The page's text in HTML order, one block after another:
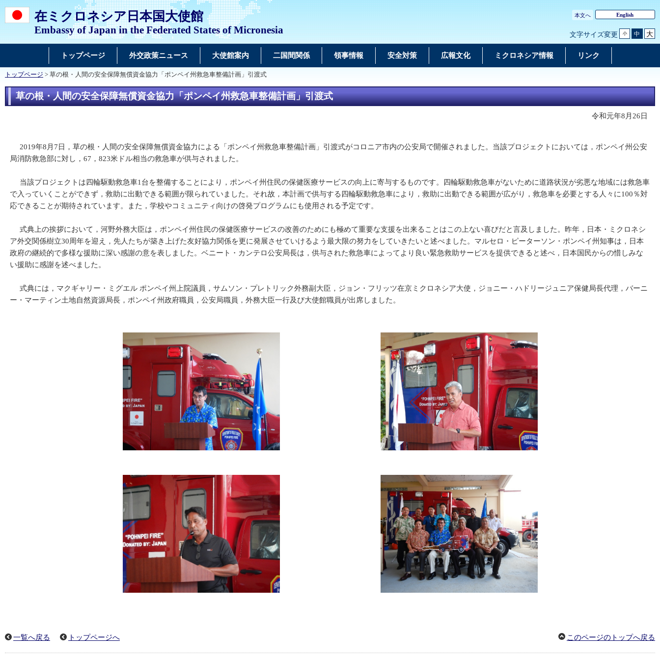
在ミクロネシア日本国大使館
Embassy of Japan in the Federated States of Micronesia
本文へ English
文字サイズ変更 小 中 大
トップページ 外交政策ニュース 大使館案内 二国間関係 領事情報 安全対策 広報文化 ミクロネシア情報 リンク
トップページ > 草の根・人間の安全保障無償資金協力「ポンペイ州救急車整備計画」引渡式
草の根・人間の安全保障無償資金協力「ポンペイ州救急車整備計画」引渡式
令和元年8月26日
2019年8月7日，草の根・人間の安全保障無償資金協力による「ポンペイ州救急車整備計画」引渡式がコロニア市内の公安局で開催されました。当該プロジェクトにおいては，ポンペイ州公安
局消防救急部に対し，67，823米ドル相当の救急車が供与されました。
当該プロジェクトは四輪駆動救急車1台を整備することにより，ポンペイ州住民の保健医療サービスの向上に寄与するものです。四輪駆動救急車がないために道路状況が劣悪な地域には救急車
で入っていくことができず，救助に出動できる範囲が限られていました。それ故，本計画で供与する四輪駆動救急車により，救助に出動できる範囲が広がり，救急車を必要とする人々に100％対
応できることが期待されています。また，学校やコミュニティ向けの啓発プログラムにも使用される予定です。
式典上の挨拶において，河野外務大臣は，ポンペイ州住民の保健医療サービスの改善のためにも極めて重要な支援を出来ることはこの上ない喜びだと言及しました。昨年，日本・ミクロネシ
ア外交関係樹立30周年を迎え，先人たちが築き上げた友好協力関係を更に発展させていけるよう最大限の努力をしていきたいと述べました。マルセロ・ピーターソン・ポンペイ州知事は，日本
政府の継続的で多様な援助に深い感謝の意を表しました。ベニート・カンテロ公安局長は，供与された救急車によってより良い緊急救助サービスを提供できると述べ，日本国民からの惜しみな
い援助に感謝を述べました。
式典には，マクギャリー・ミグエル ポンペイ州上院議員，サムソン・プレトリック外務副大臣，ジョン・フリッツ在京ミクロネシア大使，ジョニー・ハドリージュニア保健局長代理，バーニ
ー・マーティン土地自然資源局長，ポンペイ州政府職員，公安局職員，外務大臣一行及び大使館職員が出席しました。
一覧へ戻る トップページへ このページのトップへ戻る